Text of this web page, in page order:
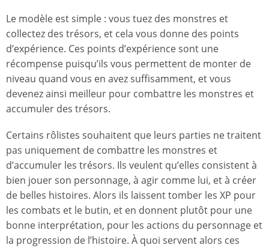
Le modèle est simple : vous tuez des monstres et
collectez des trésors, et cela vous donne des points
d’expérience. Ces points d’expérience sont une
récompense puisqu’ils vous permettent de monter de
niveau quand vous en avez suffisamment, et vous
devenez ainsi meilleur pour combattre les monstres et
accumuler des trésors.
Certains rôlistes souhaitent que leurs parties ne traitent
pas uniquement de combattre les monstres et
d’accumuler les trésors. Ils veulent qu’elles consistent à
bien jouer son personnage, à agir comme lui, et à créer
de belles histoires. Alors ils laissent tomber les XP pour
les combats et le butin, et en donnent plutôt pour une
bonne interprétation, pour les actions du personnage et
la progression de l’histoire. À quoi servent alors ces